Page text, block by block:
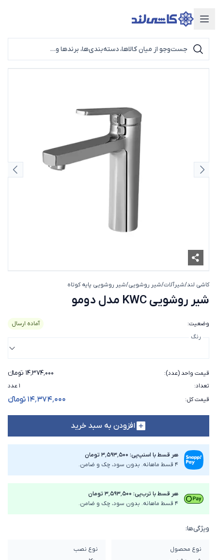
دسته‌بندی محصولات
اسلاید قبلی
کاشی لند/شیرآلات/شیر روشویی/شیر روشویی پایه کوتاه
شیر روشویی KWC مدل دومو
وضعیت:
آماده ارسال
رنگ
قیمت واحد (عدد): ۱۴٬۳۷۴٬۰۰۰ تومانء
تعداد:
۱ عدد
قیمت کل: ۱۴٬۳۷۴٬۰۰۰ تومانء
افزودن به سبد خرید
هر قسط با اسنپ‌پی: ۳٬۵۹۳٬۵۰۰ تومان
4 قسط ماهانه. بدون سود، چک و ضامن.
هر قسط با ترب‌پی: ۳٬۵۹۳٬۵۰۰ تومان
4 قسط ماهانه. بدون سود، چک و ضامن.
ویژگی‌ها:
نوع محصول
نوع نصب